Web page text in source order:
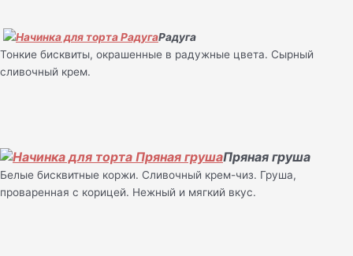
Радуга
Тонкие бисквиты, окрашенные в радужные цвета. Сырный
сливочный крем.
Пряная груша
Белые бисквитные коржи. Сливочный крем-чиз. Груша,
проваренная с корицей. Нежный и мягкий вкус.